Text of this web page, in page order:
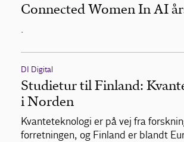
Connected Women In AI
.
DI Digital
Studietur til Finland:
i Norden
Kvanteteknologi er på vej fra
forretningen, og Finland er blandt